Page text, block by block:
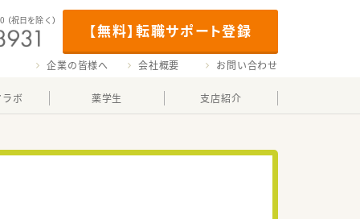
【無料】転職サポート登録
（祝日を除く）
企業の皆様へ 会社概要 お問い合わせ
ボ 薬学生 支店紹介